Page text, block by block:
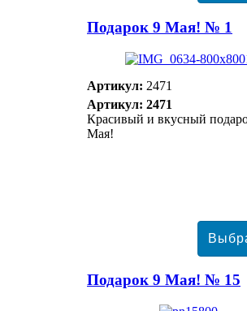
Подарок 9 Мая! № 1
Артикул: 2471
Артикул: 2471
Красивый и вкусный
Мая!
Подарок 9 Мая! № 15